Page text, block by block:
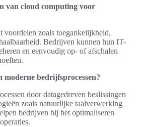
van cloud computing voor
voordelen zoals toegankelijkheid,
Bedrijven kunnen hun IT-
en eenvoudig op- of afschalen
moderne bedrijfsprocessen?
door datagedreven beslissingen
zoals natuurlijke taalverwerking
bedrijven bij het optimaliseren